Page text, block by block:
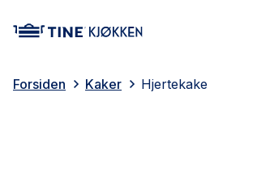
Forsiden Kaker Hjertekake